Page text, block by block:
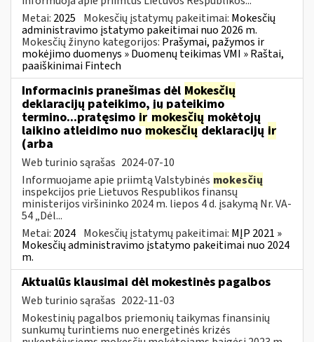
Metai: 2025 Mokesčių įstatymų pakeitimai: Mokesčių
administravimo įstatymo pakeitimai nuo 2026 m.
Mokesčių žinyno kategorijos: Prašymai, pažymos ir
mokėjimo duomenys » Duomenų teikimas VMI » Raštai,
paaiškinimai Fintech
Informacinis pranešimas dėl Mokesčių
deklaracijų pateikimo, jų pateikimo
termino...pratęsimo ir mokesčių mokėtojų
laikino atleidimo nuomokesčiųdeklaracijų ir
(arba
Web turinio sąrašas 2024-07-10
Informuojame apie priimtą Valstybinės mokesčių
inspekcijos prie Lietuvos Respublikos finansų
ministerijos viršininko 2024 m. liepos 4 d. įsakymą Nr. VA-
54 „Dėl...
Metai: 2024 Mokesčių įstatymų pakeitimai: MĮP 2021 »
Mokesčių administravimo įstatymo pakeitimai nuo 2024
m.
Aktualūs klausimai dėl mokestinės pagalbos
Web turinio sąrašas 2022-11-03
Mokestinių pagalbos priemonių taikymas finansinių
sunkumų turintiems nuo energetinės krizės